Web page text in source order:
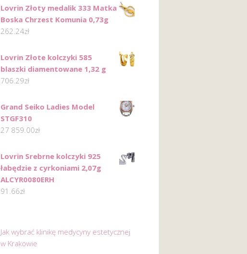
Lovrin Złoty medalik 333 Matka
Boska Chrzest Komunia 0,73g
262.24zł
Lovrin Złote kolczyki 585
blaszki diamentowane 1,32 g
706.29zł
Grand Seiko Ladies Model
STGF310
27 859.00zł
Lovrin Srebrne kolczyki 925
łabędzie z cyrkoniami 2,07g
ALCYR0080ERH
91.66zł
Jak wybrać klinikę medycyny estetycznej
w Krakowie